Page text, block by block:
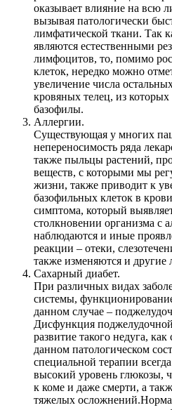
оказывает влияние на всю
вызывая патологически
лимфатической ткани. Так
являются естественными
лимфоцитов, то, помимо
клеток, нередко можно
увеличение числа
кровяных телец, из
базофилы.
Аллергии.
Существующая у многих
непереносимость ряда
также пыльцы растений,
веществ, с которыми мы
жизни, также приводит к
базофильных клеток в
симптома, который
столкновении организма с
наблюдаются и иные
реакции – отеки,
также изменяются и другие
Сахарный диабет.
При различных видах
системы,
данном случае –
Дисфункция
развитие такого недуга,
данном патологическом
специальной терапии
высокий уровень глюкозы,
к коме и даже смерти, а
тяжелых